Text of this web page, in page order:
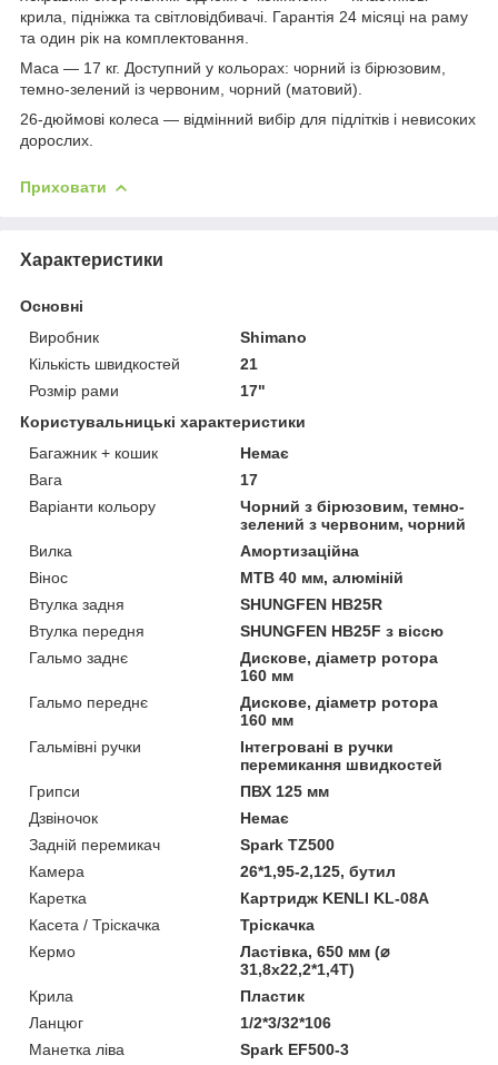
крила, підніжка та світловідбивачі. Гарантія 24 місяці на раму
та один рік на комплектовання.
Маса — 17 кг. Доступний у кольорах: чорний із бірюзовим,
темно-зелений із червоним, чорний (матовий).
26-дюймові колеса — відмінний вибір для підлітків і невисоких
дорослих.
Приховати
Характеристики
Основні
Виробник
Shimano
Кількість швидкостей
21
Розмір рами
17"
Користувальницькі характеристики
Багажник + кошик
Немає
Вага
17
Варіанти кольору
Чорний з бірюзовим, темно-
зелений з червоним, чорний
Вилка
Амортизаційна
Вінос
МТВ 40 мм, алюміній
Втулка задня
SHUNGFEN HB25R
Втулка передня
SHUNGFEN HB25F з віссю
Гальмо заднє
Дискове, діаметр ротора
160 мм
Гальмо переднє
Дискове, діаметр ротора
160 мм
Гальмівні ручки
Інтегровані в ручки
перемикання швидкостей
Грипси
ПВХ 125 мм
Дзвіночок
Немає
Задній перемикач
Spark TZ500
Камера
26*1,95-2,125, бутил
Каретка
Картридж KENLI KL-08A
Касета / Тріскачка
Тріскачка
Кермо
Ластівка, 650 мм (⌀
31,8х22,2*1,4Т)
Крила
Пластик
Ланцюг
1/2*3/32*106
Манетка ліва
Spark EF500-3